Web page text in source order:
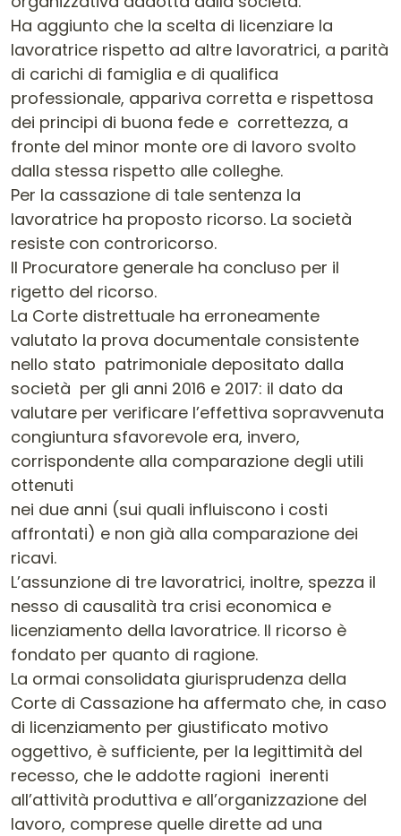
Ha aggiunto che la scelta di licenziare la
lavoratrice rispetto ad altre lavoratrici, a parità
di carichi di famiglia e di qualifica
professionale, appariva corretta e rispettosa
dei principi di buona fede e correttezza, a
fronte del minor monte ore di lavoro svolto
dalla stessa rispetto alle colleghe.
Per la cassazione di tale sentenza la
lavoratrice ha proposto ricorso. La società
resiste con controricorso.
Il Procuratore generale ha concluso per il
rigetto del ricorso.
La Corte distrettuale ha erroneamente
valutato la prova documentale consistente
nello stato patrimoniale depositato dalla
società per gli anni 2016 e 2017: il dato da
valutare per verificare l’effettiva sopravvenuta
congiuntura sfavorevole era, invero,
corrispondente alla comparazione degli utili
ottenuti
nei due anni (sui quali influiscono i costi
affrontati) e non già alla comparazione dei
ricavi.
L’assunzione di tre lavoratrici, inoltre, spezza il
nesso di causalità tra crisi economica e
licenziamento della lavoratrice. Il ricorso è
fondato per quanto di ragione.
La ormai consolidata giurisprudenza della
Corte di Cassazione ha affermato che, in caso
di licenziamento per giustificato motivo
oggettivo, è sufficiente, per la legittimità del
recesso, che le addotte ragioni inerenti
all’attività produttiva e all’organizzazione del
lavoro, comprese quelle dirette ad una